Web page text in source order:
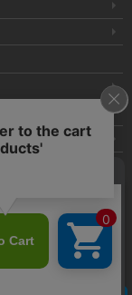
号
クリア